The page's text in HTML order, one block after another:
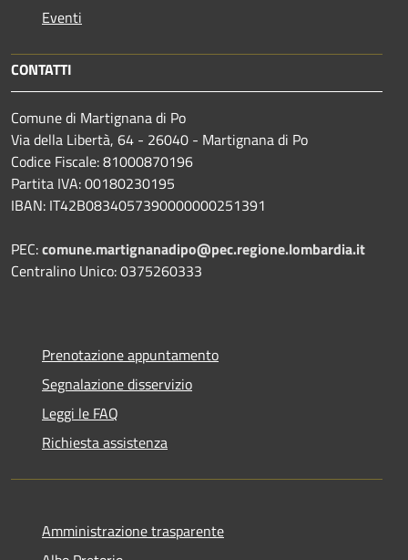
Eventi
CONTATTI
Comune di Martignana di Po
Via della Libertà, 64 - 26040 - Martignana di Po
Codice Fiscale: 81000870196
Partita IVA: 00180230195
IBAN: IT42B0834057390000000251391
PEC:comune.martignanadipo@pec.regione.lombardia.it
Centralino Unico: 0375260333
Prenotazione appuntamento
Segnalazione disservizio
Leggi le FAQ
Richiesta assistenza
Amministrazione trasparente